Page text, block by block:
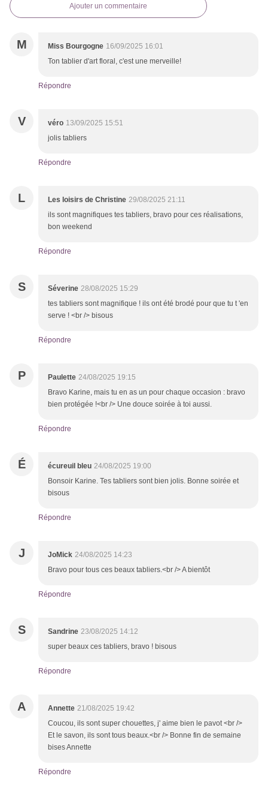
Ajouter un commentaire
M Miss Bourgogne 16/09/2025 16:01
Ton tablier d'art floral, c'est une merveille!
Répondre
V véro 13/09/2025 15:51
jolis tabliers
Répondre
L Les loisirs de Christine 29/08/2025 21:11
ils sont magnifiques tes tabliers, bravo pour ces réalisations,
bon weekend
Répondre
S Séverine 28/08/2025 15:29
tes tabliers sont magnifique ! ils ont été brodé pour que tu t 'en
serve ! <br /> bisous
Répondre
P Paulette 24/08/2025 19:15
Bravo Karine, mais tu en as un pour chaque occasion : bravo
bien protégée !<br /> Une douce soirée à toi aussi.
Répondre
É écureuil bleu 24/08/2025 19:00
Bonsoir Karine. Tes tabliers sont bien jolis. Bonne soirée et
bisous
Répondre
J JoMick 24/08/2025 14:23
Bravo pour tous ces beaux tabliers.<br /> A bientôt
Répondre
S Sandrine 23/08/2025 14:12
super beaux ces tabliers, bravo ! bisous
Répondre
A Annette 21/08/2025 19:42
Coucou, ils sont super chouettes, j' aime bien le pavot <br />
Et le savon, ils sont tous beaux.<br /> Bonne fin de semaine
bises Annette
Répondre